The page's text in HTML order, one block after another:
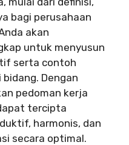
bagi perusahaan
akan
untuk menyusun
serta contoh
Dengan
pedoman kerja
tercipta
harmonis, dan
secara optimal.